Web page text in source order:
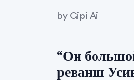
by Gipi Ai
“Он
реванш